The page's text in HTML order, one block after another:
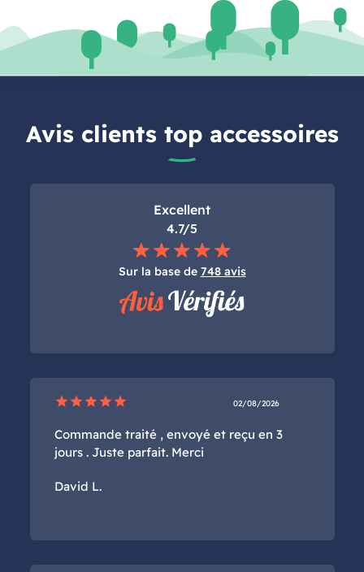
Avis clients top accessoires
Excellent
4.7/5
Sur la base de 748 avis
star star star star star 02/08/2026
Commande traité , envoyé et reçu en 3
jours . Juste parfait. Merci
David L.